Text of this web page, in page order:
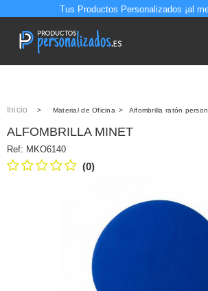
Tus Productos Personalizados ¡al
Inicio > Material de Oficina > Alfombrilla ratón
ALFOMBRILLA MINET
Ref: MKO6140
(0)